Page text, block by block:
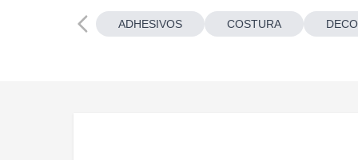
ADHESIVOS COSTURA